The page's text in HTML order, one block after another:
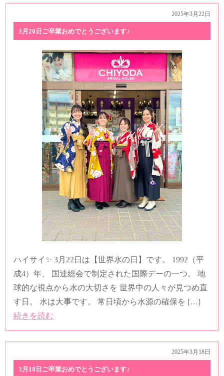
2025年3月22日
3月20日ご卒業おめでとうございます♪
ハイサイ✨ 3月22日は【世界水の日】です。 1992（平
成4）年、 国連総会で制定された国際デーの一つ。 地
球的な視点から水の大切さを 世界中の人々が見つめ直
す日。 水は大事です。 常日頃から水源の確保を […]
続きを読む
2025年3月18日
3月18日ご卒業おめでとうございます♪